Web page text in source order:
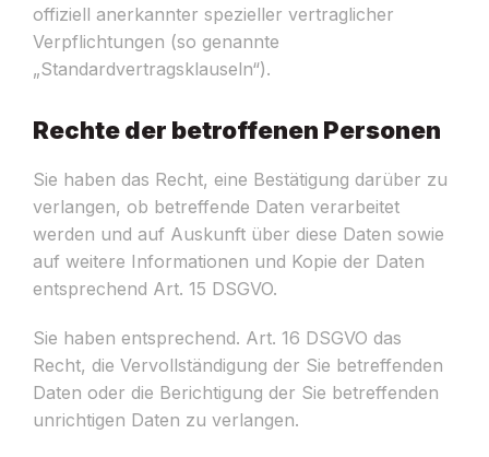
offiziell anerkannter spezieller vertraglicher
Verpflichtungen (so genannte
„Standardvertragsklauseln“).
Rechte der betroffenen Personen
Sie haben das Recht, eine Bestätigung darüber zu
verlangen, ob betreffende Daten verarbeitet
werden und auf Auskunft über diese Daten sowie
auf weitere Informationen und Kopie der Daten
entsprechend Art. 15 DSGVO.
Sie haben entsprechend. Art. 16 DSGVO das
Recht, die Vervollständigung der Sie betreffenden
Daten oder die Berichtigung der Sie betreffenden
unrichtigen Daten zu verlangen.